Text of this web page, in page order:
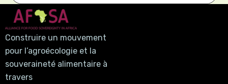
Construire un mouvement
pour l’agroécologie et la
souveraineté alimentaire à
travers